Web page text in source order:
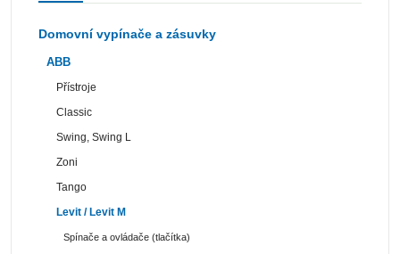
Domovní vypínače a zásuvky
ABB
Přístroje
Classic
Swing, Swing L
Zoni
Tango
Levit / Levit M
Spínače a ovládače (tlačítka)